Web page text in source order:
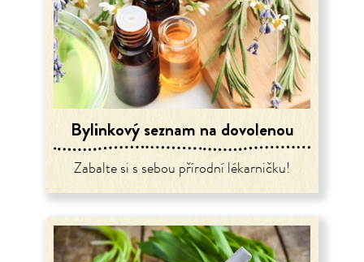
Bylinkový seznam na dovolenou
Zabalte si s sebou přírodní lékarničku!